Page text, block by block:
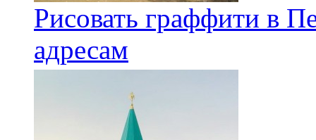
Рисовать граффити в
адресам